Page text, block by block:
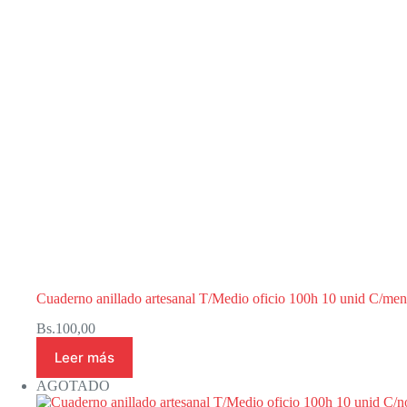
Cuaderno anillado artesanal T/Medio oficio 100h 10 unid C/
Bs.100,00
Leer más
AGOTADO